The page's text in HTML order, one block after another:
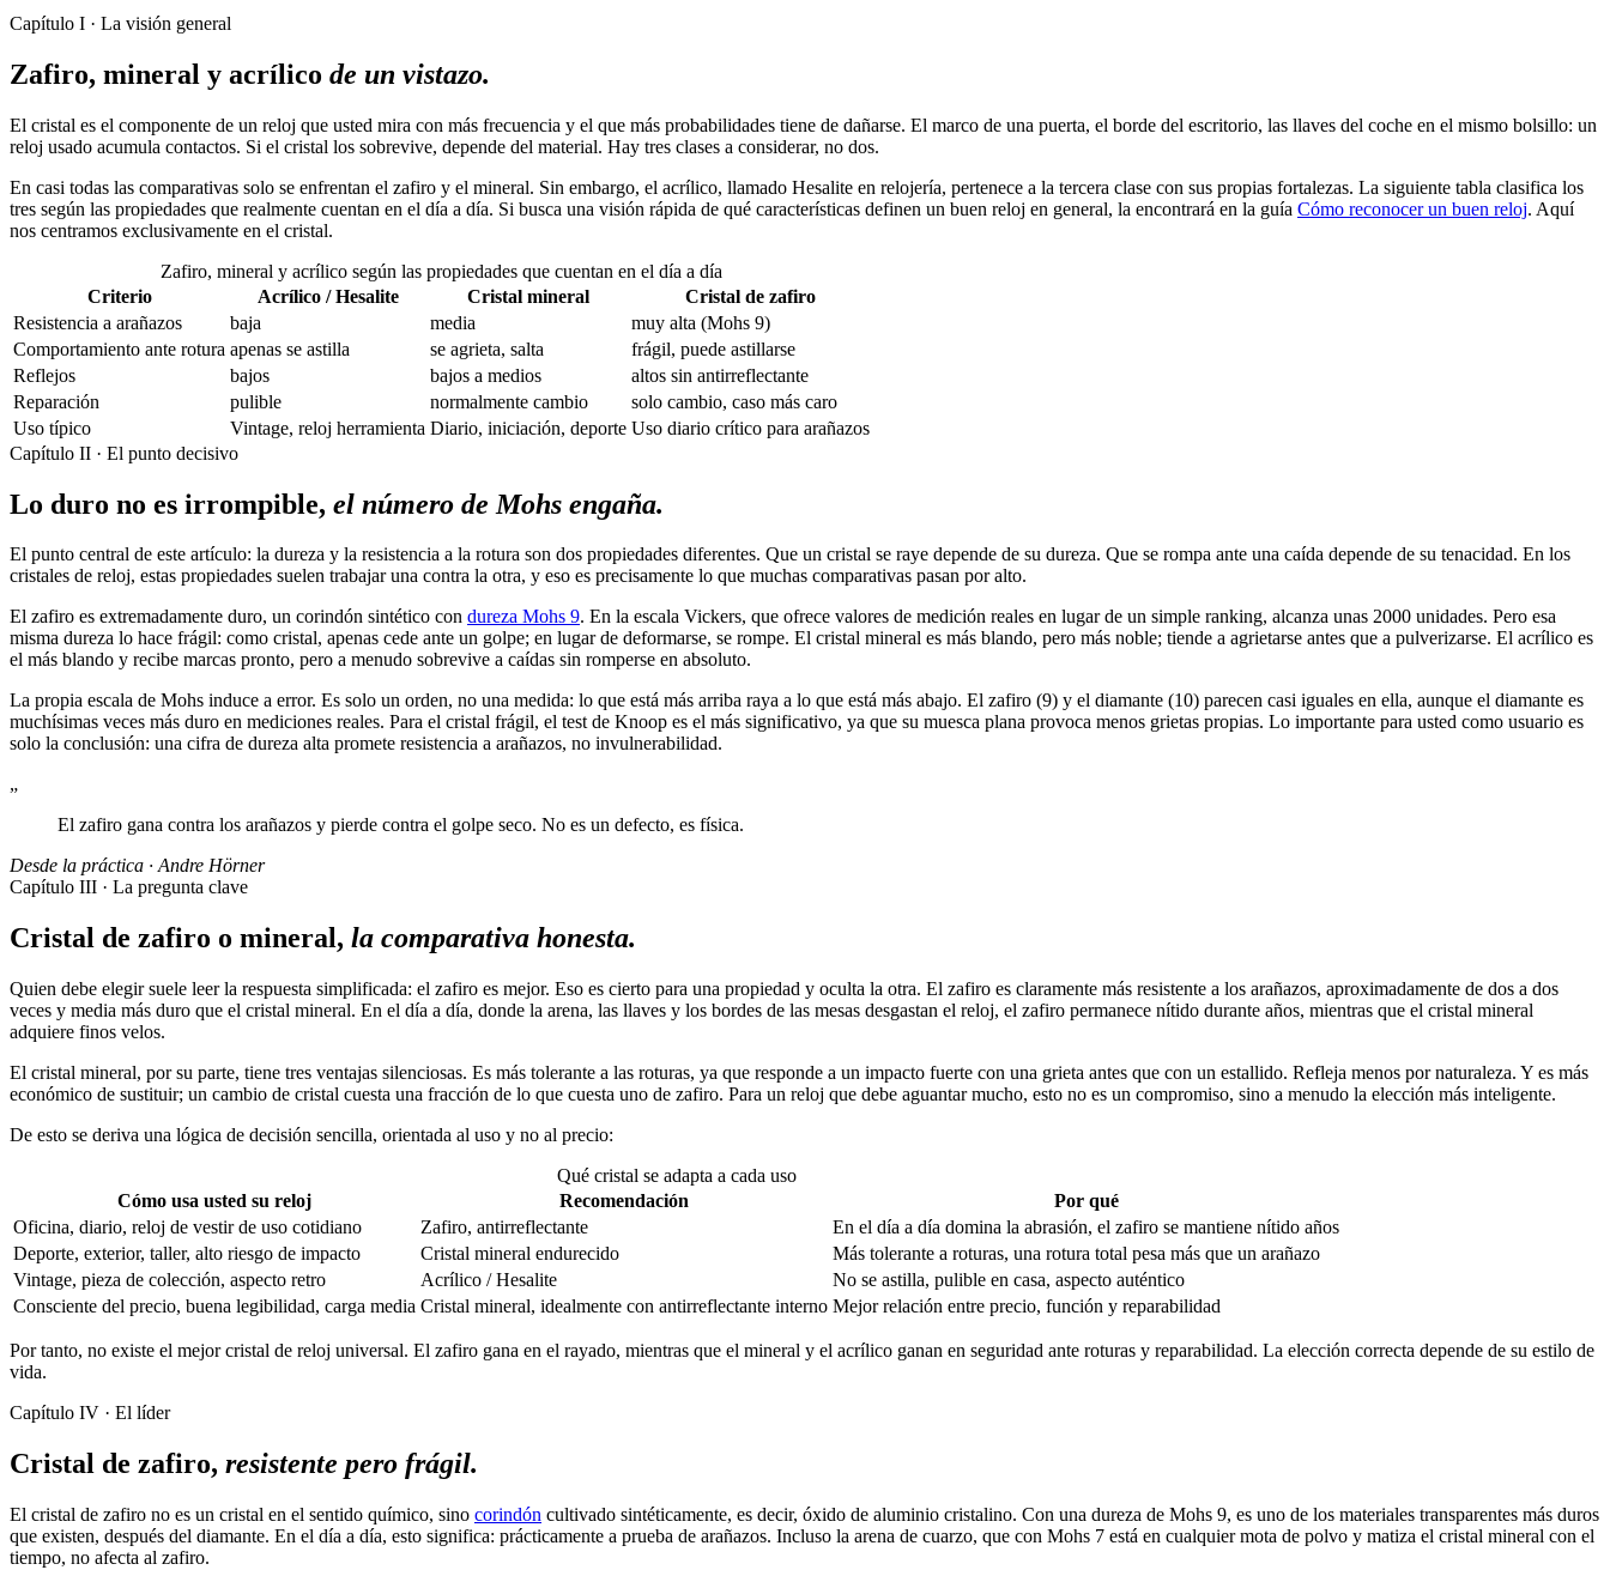
Capítulo I · La visión general
Zafiro, mineral y acrílico de un vistazo.
El cristal es el componente de un reloj que usted mira con más frecuencia y el que más probabilidades tiene de dañarse. El marco de una puerta, el borde del escritorio, las llaves del coche en el mismo bolsillo: un
reloj usado acumula contactos. Si el cristal los sobrevive, depende del material. Hay tres clases a considerar, no dos.
En casi todas las comparativas solo se enfrentan el zafiro y el mineral. Sin embargo, el acrílico, llamado Hesalite en relojería, pertenece a la tercera clase con sus propias fortalezas. La siguiente tabla clasifica los
tres según las propiedades que realmente cuentan en el día a día. Si busca una visión rápida de qué características definen un buen reloj en general, la encontrará en la guía Cómo reconocer un buen reloj. Aquí
nos centramos exclusivamente en el cristal.
Zafiro, mineral y acrílico según las propiedades que cuentan en el día a día
Criterio
Acrílico / Hesalite Cristal mineral
Cristal de zafiro
Resistencia a arañazos
baja media
muy alta (Mohs 9)
Comportamiento ante rotura apenas se astilla se agrieta, salta
frágil, puede astillarse
Reflejos
bajos bajos a medios
altos sin antirreflectante
Reparación
pulible normalmente cambio
solo cambio, caso más caro
Uso típico
Vintage, reloj herramienta Diario, iniciación, deporte Uso diario crítico para arañazos
Capítulo II · El punto decisivo
Lo duro no es irrompible, el número de Mohs engaña.
El punto central de este artículo: la dureza y la resistencia a la rotura son dos propiedades diferentes. Que un cristal se raye depende de su dureza. Que se rompa ante una caída depende de su tenacidad. En los
cristales de reloj, estas propiedades suelen trabajar una contra la otra, y eso es precisamente lo que muchas comparativas pasan por alto.
El zafiro es extremadamente duro, un corindón sintético con dureza Mohs 9. En la escala Vickers, que ofrece valores de medición reales en lugar de un simple ranking, alcanza unas 2000 unidades. Pero esa
misma dureza lo hace frágil: como cristal, apenas cede ante un golpe; en lugar de deformarse, se rompe. El cristal mineral es más blando, pero más noble; tiende a agrietarse antes que a pulverizarse. El acrílico es
el más blando y recibe marcas pronto, pero a menudo sobrevive a caídas sin romperse en absoluto.
La propia escala de Mohs induce a error. Es solo un orden, no una medida: lo que está más arriba raya a lo que está más abajo. El zafiro (9) y el diamante (10) parecen casi iguales en ella, aunque el diamante es
muchísimas veces más duro en mediciones reales. Para el cristal frágil, el test de Knoop es el más significativo, ya que su muesca plana provoca menos grietas propias. Lo importante para usted como usuario es
solo la conclusión: una cifra de dureza alta promete resistencia a arañazos, no invulnerabilidad.
„
El zafiro gana contra los arañazos y pierde contra el golpe seco. No es un defecto, es física.
Desde la práctica · Andre Hörner
Capítulo III · La pregunta clave
Cristal de zafiro o mineral, la comparativa honesta.
Quien debe elegir suele leer la respuesta simplificada: el zafiro es mejor. Eso es cierto para una propiedad y oculta la otra. El zafiro es claramente más resistente a los arañazos, aproximadamente de dos a dos
veces y media más duro que el cristal mineral. En el día a día, donde la arena, las llaves y los bordes de las mesas desgastan el reloj, el zafiro permanece nítido durante años, mientras que el cristal mineral
adquiere finos velos.
El cristal mineral, por su parte, tiene tres ventajas silenciosas. Es más tolerante a las roturas, ya que responde a un impacto fuerte con una grieta antes que con un estallido. Refleja menos por naturaleza. Y es más
económico de sustituir; un cambio de cristal cuesta una fracción de lo que cuesta uno de zafiro. Para un reloj que debe aguantar mucho, esto no es un compromiso, sino a menudo la elección más inteligente.
De esto se deriva una lógica de decisión sencilla, orientada al uso y no al precio:
Qué cristal se adapta a cada uso
Cómo usa usted su reloj
Recomendación
Por qué
Oficina, diario, reloj de vestir de uso cotidiano
Zafiro, antirreflectante
En el día a día domina la abrasión, el zafiro se mantiene nítido años
Deporte, exterior, taller, alto riesgo de impacto
Cristal mineral endurecido
Más tolerante a roturas, una rotura total pesa más que un arañazo
Vintage, pieza de colección, aspecto retro
Acrílico / Hesalite
No se astilla, pulible en casa, aspecto auténtico
Consciente del precio, buena legibilidad, carga media Cristal mineral, idealmente con antirreflectante interno Mejor relación entre precio, función y reparabilidad
Por tanto, no existe el mejor cristal de reloj universal. El zafiro gana en el rayado, mientras que el mineral y el acrílico ganan en seguridad ante roturas y reparabilidad. La elección correcta depende de su estilo de
vida.
Capítulo IV · El líder
Cristal de zafiro, resistente pero frágil.
El cristal de zafiro no es un cristal en el sentido químico, sino corindón cultivado sintéticamente, es decir, óxido de aluminio cristalino. Con una dureza de Mohs 9, es uno de los materiales transparentes más duros
que existen, después del diamante. En el día a día, esto significa: prácticamente a prueba de arañazos. Incluso la arena de cuarzo, que con Mohs 7 está en cualquier mota de polvo y matiza el cristal mineral con el
tiempo, no afecta al zafiro.